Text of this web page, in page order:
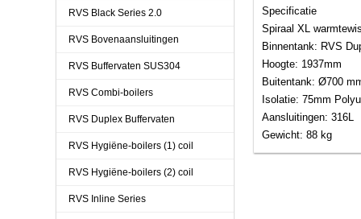
RVS Black Series 2.0
RVS Bovenaansluitingen
RVS Buffervaten SUS304
RVS Combi-boilers
RVS Duplex Buffervaten
RVS Hygiëne-boilers (1) coil
RVS Hygiëne-boilers (2) coil
RVS Inline Series
Specificatie
Spiraal XL
Binnentank: RVS
Hoogte: 1937mm
Buitentank: Ø700
Isolatie: 75mm
Aansluitingen: 316L
Gewicht: 88 kg